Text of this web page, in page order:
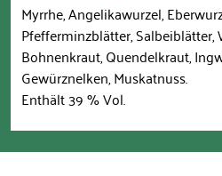
Myrrhe, Angelikawurzel,
Pfefferminzblätter, Salbeiblätter,
Bohnenkraut, Quendelkraut,
Gewürznelken, Muskatnuss.
Enthält 39 % Vol.